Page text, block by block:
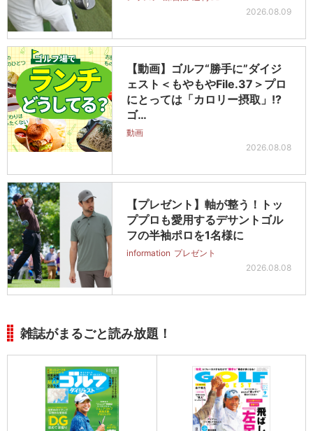
2026.08.09
【動画】ゴルフ“勝手に”ダイジ
ェスト＜もやもやFile.37＞プロ
にとっては「カロリー摂取」!?
ゴ…
動画
2026.08.08
【プレゼント】軸が整う！トッ
ププロも愛用するデサントゴル
フの半袖ポロを1名様に
information プレゼント
2026.08.08
雑誌がまるごと読み放題！